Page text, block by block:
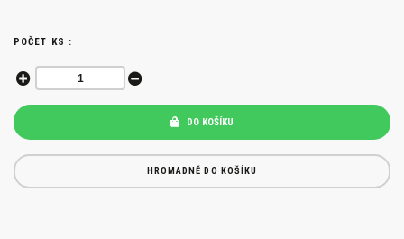
POČET KS :
DO KOŠÍKU
HROMADNĚ DO KOŠÍKU